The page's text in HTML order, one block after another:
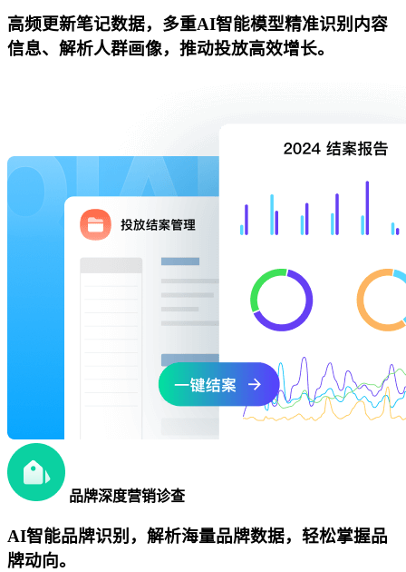
高频更新笔记数据，多重AI智能模型精准识别内容
信息、解析人群画像，推动投放高效增长。
品牌深度营销诊查
AI智能品牌识别，解析海量品牌数据，轻松掌握品
牌动向。